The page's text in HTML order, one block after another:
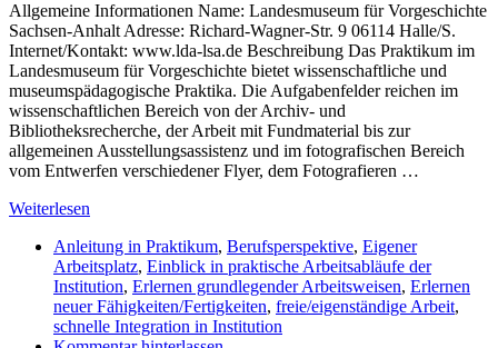
Allgemeine Informationen Name: Landesmuseum für Vorgeschichte
Sachsen-Anhalt Adresse: Richard-Wagner-Str. 9 06114 Halle/S.
Internet/Kontakt: www.lda-lsa.de Beschreibung Das Praktikum im
Landesmuseum für Vorgeschichte bietet wissenschaftliche und
museumspädagogische Praktika. Die Aufgabenfelder reichen im
wissenschaftlichen Bereich von der Archiv- und
Bibliotheksrecherche, der Arbeit mit Fundmaterial bis zur
allgemeinen Ausstellungsassistenz und im fotografischen Bereich
vom Entwerfen verschiedener Flyer, dem Fotografieren …
Weiterlesen
Anleitung in Praktikum, Berufsperspektive, Eigener
Arbeitsplatz, Einblick in praktische Arbeitsabläufe der
Institution, Erlernen grundlegender Arbeitsweisen, Erlernen
neuer Fähigkeiten/Fertigkeiten, freie/eigenständige Arbeit,
schnelle Integration in Institution